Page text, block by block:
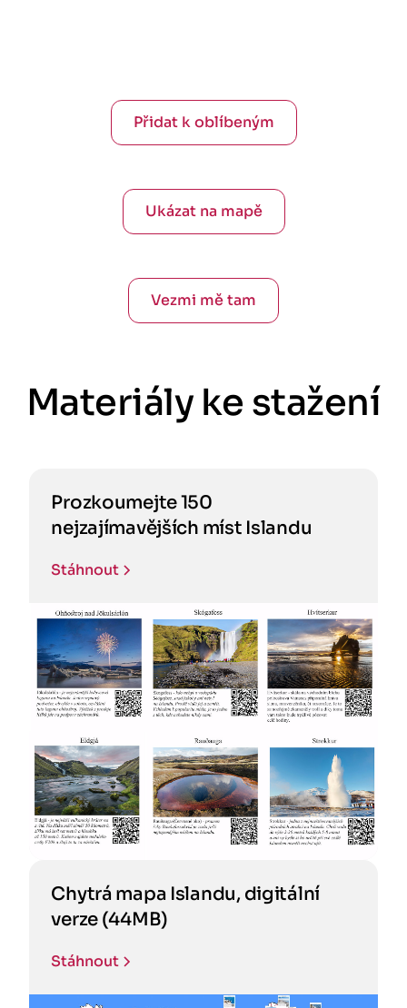
Přidat k oblíbeným
Ukázat na mapě
Vezmi mě tam
Materiály ke stažení
Prozkoumejte 150
nejzajímavějších míst Islandu
Stáhnout
Chytrá mapa Islandu, digitální
verze (44MB)
Stáhnout